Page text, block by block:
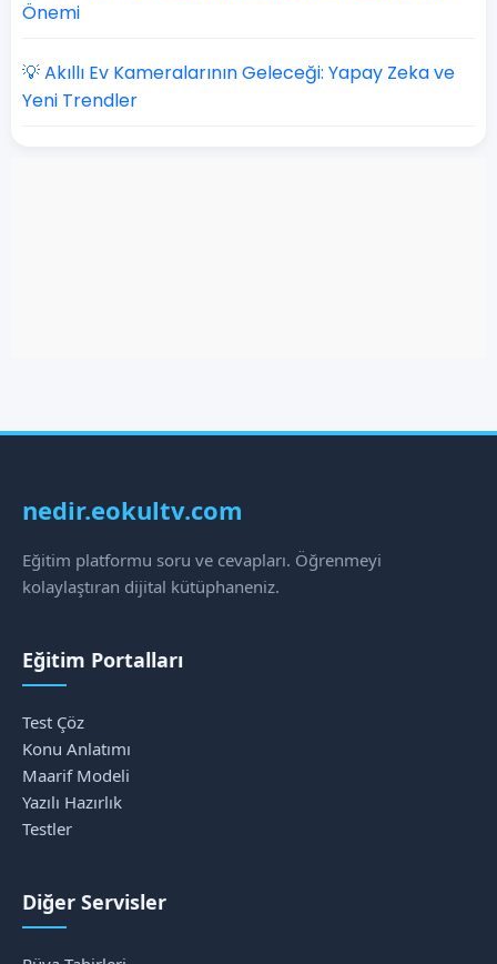
Önemi
💡 Akıllı Ev Kameralarının Geleceği: Yapay Zeka ve
Yeni Trendler
nedir.eokultv.com
Eğitim platformu soru ve cevapları. Öğrenmeyi
kolaylaştıran dijital kütüphaneniz.
Eğitim Portalları
Test Çöz
Konu Anlatımı
Maarif Modeli
Yazılı Hazırlık
Testler
Diğer Servisler